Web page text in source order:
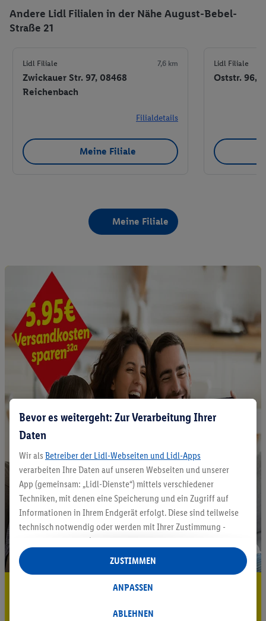
Andere Lidl Filialen in der Nähe August-Bebel-
Straße 21
Lidl Filiale 7,6 km
Zwickauer Str. 97, 08468
Reichenbach
Filialdetails
Meine Filiale
Lidl Filiale
Oststr. 96,
Meine Filiale
5.95 € Versand sparen³²ᵃ
Jetzt zum Newsletter anmelden
Bevor es weitergeht: Zur Verarbeitung Ihrer
Daten
Wir als Betreiber der Lidl-Webseiten und Lidl-Apps
verarbeiten Ihre Daten auf unseren Webseiten und unserer
App (gemeinsam: „Lidl-Dienste“) mittels verschiedener
Techniken, mit denen eine Speicherung und ein Zugriff auf
Informationen in Ihrem Endgerät erfolgt. Diese sind teilweise
technisch notwendig oder werden mit Ihrer Zustimmung -
auch durch Partner (u.a.
Verantwortliche; im Zusammenhang mit dem IAB TCF
insgesamt
Statistik-Erstellung oder für personalisierte Werbung
Datenverarbeitungen für personalisierte Werbung werden
ABLEHNEN
ANPASSEN
ZUSTIMMEN